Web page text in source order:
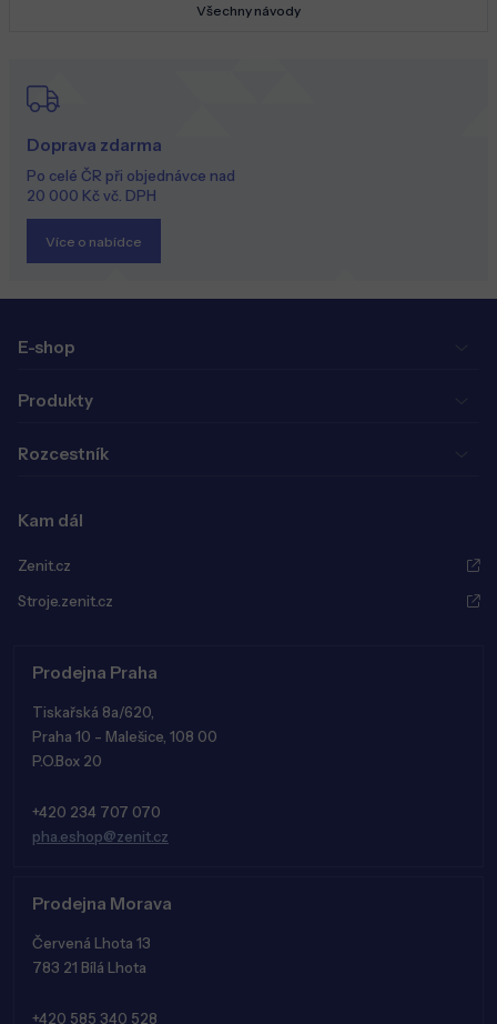
Doprava zdarma
Po celé ČR při objednávce nad
20 000 Kč vč. DPH
Více o nabídce
Všechny návody
E-shop
Produkty
Rozcestník
Kam dál
Zenit.cz
Stroje.zenit.cz
Prodejna Praha
Tiskařská 8a/620,
Praha 10 - Malešice, 108 00
P.O.Box 20
+420 234 707 070
pha.eshop@zenit.cz
Prodejna Morava
Červená Lhota 13
783 21 Bílá Lhota
+420 585 340 528